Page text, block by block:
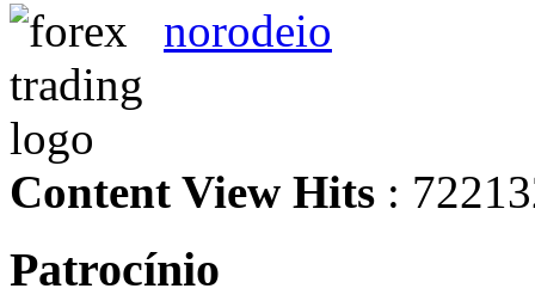
norodeio
Content View Hits :
Patrocínio